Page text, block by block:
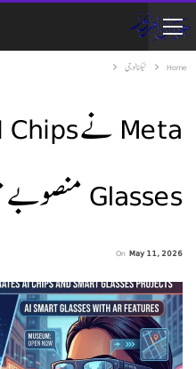
Home ٹیکنالوجی
Glasses منصوبے تیز کر دیے
On May 11, 2026